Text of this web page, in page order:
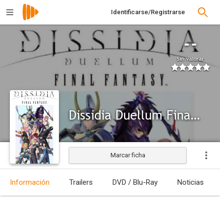
Identificarse/Registrarse
--
Sin valorar
Dissidia Duellum Final Fantasy
Marcar ficha
Información Trailers DVD / Blu-Ray Noticias